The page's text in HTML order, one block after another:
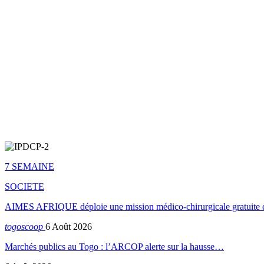
7 SEMAINE
SOCIETE
AIMES AFRIQUE déploie une mission médico-chirurgicale gratuite
togoscoop 6 Août 2026
Marchés publics au Togo : l’ARCOP alerte sur la hausse…